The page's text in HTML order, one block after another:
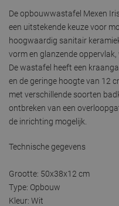
De opbouwwastafel Mexen
een uitstekende keuze voor
hoogwaardig sanitair
vorm en glanzende
De wastafel heeft een
en de geringe hoogte van 12
met verschillende soorten
ontbreken van een
de inrichting mogelijk.
Technische gegevens
Grootte: 50x38x12 cm
Type: Opbouw
Kleur: Wit